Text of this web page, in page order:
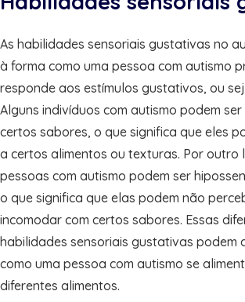
As habilidades sensoriais gustativas no
à forma como uma pessoa com autismo
responde aos estímulos gustativos, ou
Alguns indivíduos com autismo podem
certos sabores, o que significa que eles
a certos alimentos ou texturas. Por outro
pessoas com autismo podem ser
o que significa que elas podem não
incomodar com certos sabores. Essas
habilidades sensoriais gustativas podem
como uma pessoa com autismo se
diferentes alimentos.